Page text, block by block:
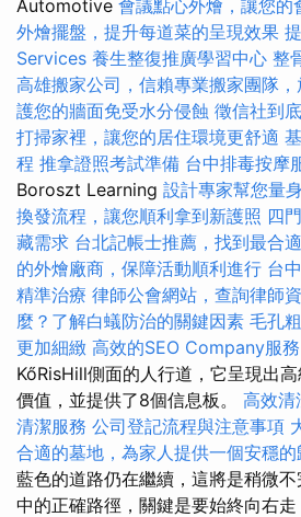
Automotive 會議點心外燴，讓您的
外燴擺盤，提升每道菜的呈現效果
Services 養生整復推廣學習中心 整
高雄搬家公司，信賴專業搬家團隊，
護您的牆面免受水分侵蝕 徵信社到
打掃家裡，讓您的居住環境更舒適
程 推拿證照考試準備 台中排毒按摩
Boroszt Learning 設計專家幫您量
換發流程，讓您順利拿到新護照 四
藏需求 台北記帳士推薦，找到最合
的外燴廠商，保障活動順利進行 台
精準治療 律師公會網站，查詢律師
麼？了解白蟻防治的關鍵因素 毛孔
更加細緻 高效的SEO Company服務
KőRisHill側面的人行道，它呈現出
價值，並提供了8個信息板。 高效清
清潔服務 公司登記流程與注意事項
合適的墓地，為家人提供一個安穩的
藍色的道路仍在繼續，這將是稍微
中的正確路徑，關鍵是要始終向右